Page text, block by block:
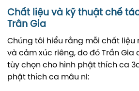
Chất liệu và kỹ thuật chế
Trần Gia
Chúng tôi hiểu rằng mỗi chất liệu
và cảm xúc riêng, do đó Trần
tùy chọn cho hình phật thích ca
phật thích ca mâu ni: